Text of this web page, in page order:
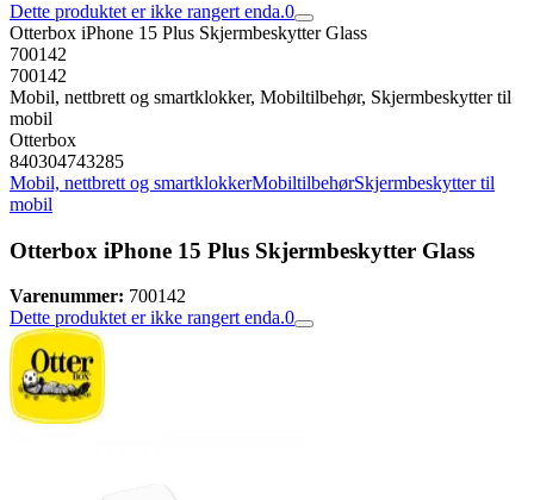
Dette produktet er ikke rangert enda.0
Otterbox iPhone 15 Plus Skjermbeskytter Glass
700142
700142
Mobil, nettbrett og smartklokker, Mobiltilbehør, Skjermbeskytter til
mobil
Otterbox
840304743285
Mobil, nettbrett og smartklokkerMobiltilbehørSkjermbeskytter til
mobil
Otterbox iPhone 15 Plus Skjermbeskytter Glass
Varenummer: 700142
Dette produktet er ikke rangert enda.0